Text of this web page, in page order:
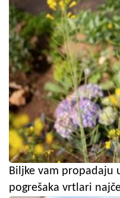
Biljke vam propadaju
pogrešaka vrtlari